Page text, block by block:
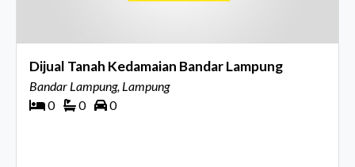
Dijual Tanah Kedamaian Bandar Lampung
Bandar Lampung, Lampung
0
0 0